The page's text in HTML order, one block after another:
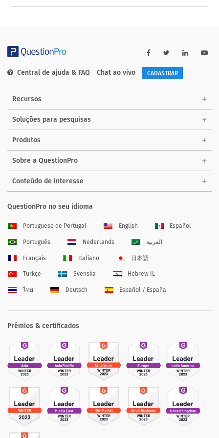
Central de ajuda & FAQ Chat ao vivo CADASTRAR
Recursos
Soluções para pesquisas
Produtos
Sobre a QuestionPro
Conteúdo de interesse
QuestionPro no seu idioma
Portuguese de Portugal English Español
Português Nederlands العربية
Français Italiano 日本語
Türkçe Svenska Hebrew IL
ไทย Deutsch Español / España
Prêmios & certificados